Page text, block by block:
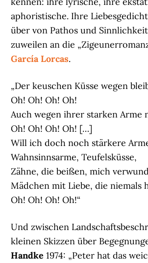
aphoristische. Ihre
über von Pathos und
zuweilen an die
García Lorcas.
„Der keuschen Küsse wegen
Oh! Oh! Oh! Oh!
Auch wegen ihrer starken Arme
Oh! Oh! Oh! Oh! […]
Will ich doch noch stärkere
Wahnsinnsarme, Teufelsküsse,
Zähne, die beißen, mich
Mädchen mit Liebe, die niemals
Oh! Oh! Oh! Oh!“
Und zwischen
kleinen Skizzen über
Handke 1974: „Peter hat das